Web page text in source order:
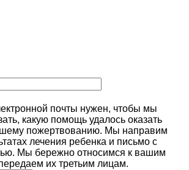
почты нужен, чтобы мы
какую помощь удалось оказать
пожертвованию. Мы направим
лечения ребенка и письмо с
Мы бережно относимся к вашим
их третьим лицам.